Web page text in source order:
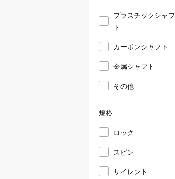
プラスチックシャフ
ト
カーボンシャフト
金属シャフト
その他
規格
ロック
スピン
サイレント